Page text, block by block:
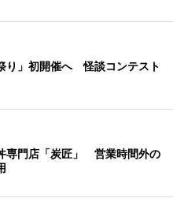
り」初開催へ 怪談コンテスト
専門店「炭匠」 営業時間外の